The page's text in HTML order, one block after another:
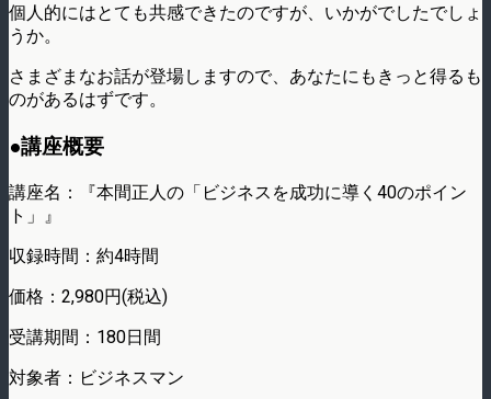
個人的にはとても共感できたのですが、いかがでしたでしょ
うか。
さまざまなお話が登場しますので、あなたにもきっと得るも
のがあるはずです。
●講座概要
講座名：『本間正人の「ビジネスを成功に導く40のポイン
ト」』
収録時間：約4時間
価格：2,980円(税込)
受講期間：180日間
対象者：ビジネスマン